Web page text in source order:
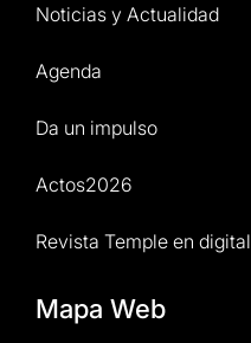
Noticias y Actualidad
Agenda
Da un impulso
Actos2026
Revista Temple en digital
Mapa Web